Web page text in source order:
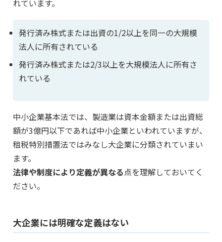
れています。
発行済み株式または出資の1/2以上を同一の大規模
法人に所有されている
発行済み株式または2/3以上を大規模法人に所有さ
れている
中小企業基本法では、製造業は資本金額または出資総
額が3億円以下であれば中小企業といわれていますが、
租税特別措置法ではみなし大企業に分類されていまい
ます。
法律や制度により定義が異なる点を理解しておいてく
ださい。
大企業には明確な定義はない